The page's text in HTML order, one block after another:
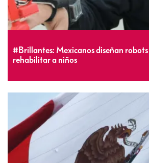
#Brillantes: Mexicanos diseñan
rehabilitar a niños